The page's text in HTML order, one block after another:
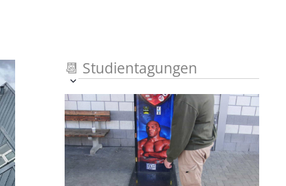
📆 Studientagungen
Ansichten-
Navigation
Veranstaltung
Ansichten-
Navigation
auswählen.
List
of
Veranstaltungen
in